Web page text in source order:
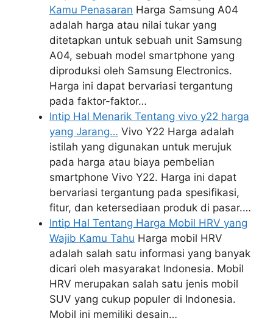
Kamu Penasaran Harga Samsung A04
adalah harga atau nilai tukar yang
ditetapkan untuk sebuah unit Samsung
A04, sebuah model smartphone yang
diproduksi oleh Samsung Electronics.
Harga ini dapat bervariasi tergantung
pada faktor-faktor…
Intip Hal Menarik Tentang vivo y22 harga
yang Jarang… Vivo Y22 Harga adalah
istilah yang digunakan untuk merujuk
pada harga atau biaya pembelian
smartphone Vivo Y22. Harga ini dapat
bervariasi tergantung pada spesifikasi,
fitur, dan ketersediaan produk di pasar.…
Intip Hal Tentang Harga Mobil HRV yang
Wajib Kamu Tahu Harga mobil HRV
adalah salah satu informasi yang banyak
dicari oleh masyarakat Indonesia. Mobil
HRV merupakan salah satu jenis mobil
SUV yang cukup populer di Indonesia.
Mobil ini memiliki desain…